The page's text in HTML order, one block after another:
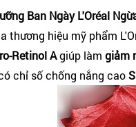
Ban Ngày L'Oréal
thương hiệu mỹ phẩm
Retinol Agiúp làm giảm
chỉ số chống nắng cao